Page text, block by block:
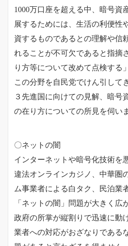
1000万口座を超える中、暗号資
展するためには、生活の利便性
資するものであるとの理解や信
れることが不可欠であると指摘
り方等について改めて点検する
この分野を自民党でけん引して
３先進国に向けての見解、暗号
の在り方についての所見を伺い
〇ネットの闇
インターネットや暗号化技術を
違法オンラインカジノ、中華圏
ム事業者による白タク、民泊業
「ネットの闇」問題が大きく広
政府の所掌が縦割りで迅速に動
業者への対応がおざなりである